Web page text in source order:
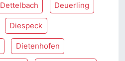
Dettelbach Deuerling
Diespeck
Dietenhofen